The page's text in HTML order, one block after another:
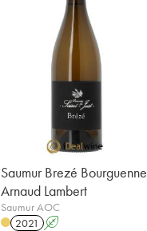
Saumur Brezé Bourguenne
Arnaud Lambert
Saumur AOC
2021 A